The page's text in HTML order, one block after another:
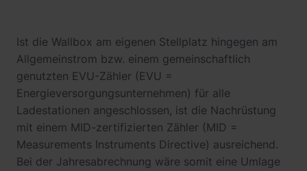
Ist die Wallbox am eigenen Stellplatz hingegen am
Allgemeinstrom bzw. einem gemeinschaftlich
genutzten EVU-Zähler (EVU =
Energieversorgungsunternehmen) für alle
Ladestationen angeschlossen, ist die Nachrüstung
mit einem MID-zertifizierten Zähler (MID =
Measurements Instruments Directive) ausreichend.
Bei der Jahresabrechnung wäre somit eine Umlage